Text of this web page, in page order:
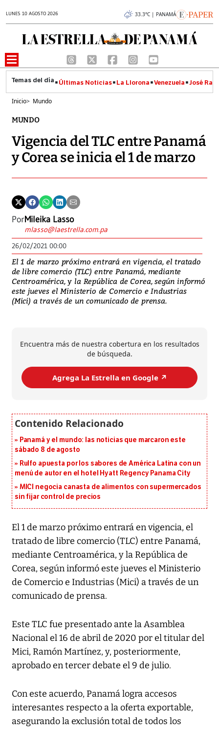
LUNES 10 AGOSTO 2026 33.3°C | PANAMÁ
Últimas Noticias La Llorona Venezuela José
Inicio> Mundo
MUNDO
Vigencia del TLC entre Panamá
y Corea se inicia el 1 de marzo
PorMileika Lasso
mlasso@laestrella.com.pa
26/02/2021 00:00
El 1 de marzo próximo entrará en vigencia, el tratado
de libre comercio (TLC) entre Panamá, mediante
Centroamérica, y la República de Corea, según informó
este jueves el Ministerio de Comercio e Industrias
(Mici) a través de un comunicado de prensa.
Encuentra más de nuestra cobertura en los resultados
de búsqueda.
Agrega La Estrella en Google ↗️
Panamá y el mundo: las noticias que marcaron este
sábado 8 de agosto
Rulfo apuesta por los sabores de América Latina con un
menú de autor en el hotel Hyatt Regency Panama City
MICI negocia canasta de alimentos con supermercados
sin fijar control de precios
El 1 de marzo próximo entrará en vigencia, el
tratado de libre comercio (TLC) entre Panamá,
mediante Centroamérica, y la República de
Corea, según informó este jueves el Ministerio
de Comercio e Industrias (Mici) a través de un
comunicado de prensa.
Este TLC fue presentado ante la Asamblea
Nacional el 16 de abril de 2020 por el titular del
Mici, Ramón Martínez, y, posteriormente,
aprobado en tercer debate el 9 de julio.
Con este acuerdo, Panamá logra accesos
interesantes respecto a la oferta exportable,
asegurando la exclusión total de todos los